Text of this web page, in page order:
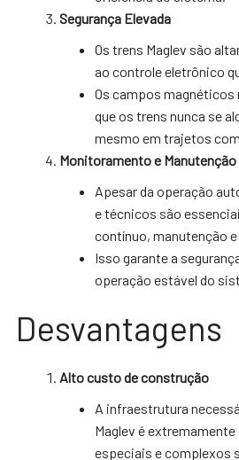
Segurança Elevada
Os trens Maglev são
ao controle eletrônico
Os campos
que os trens nunca se
mesmo em trajetos
Monitoramento e
Apesar da operação
e técnicos são
contínuo, manutenção
Isso garante a
operação estável do
Desvantagens
Alto custo de construção
A infraestrutura
Maglev é
especiais e complexos